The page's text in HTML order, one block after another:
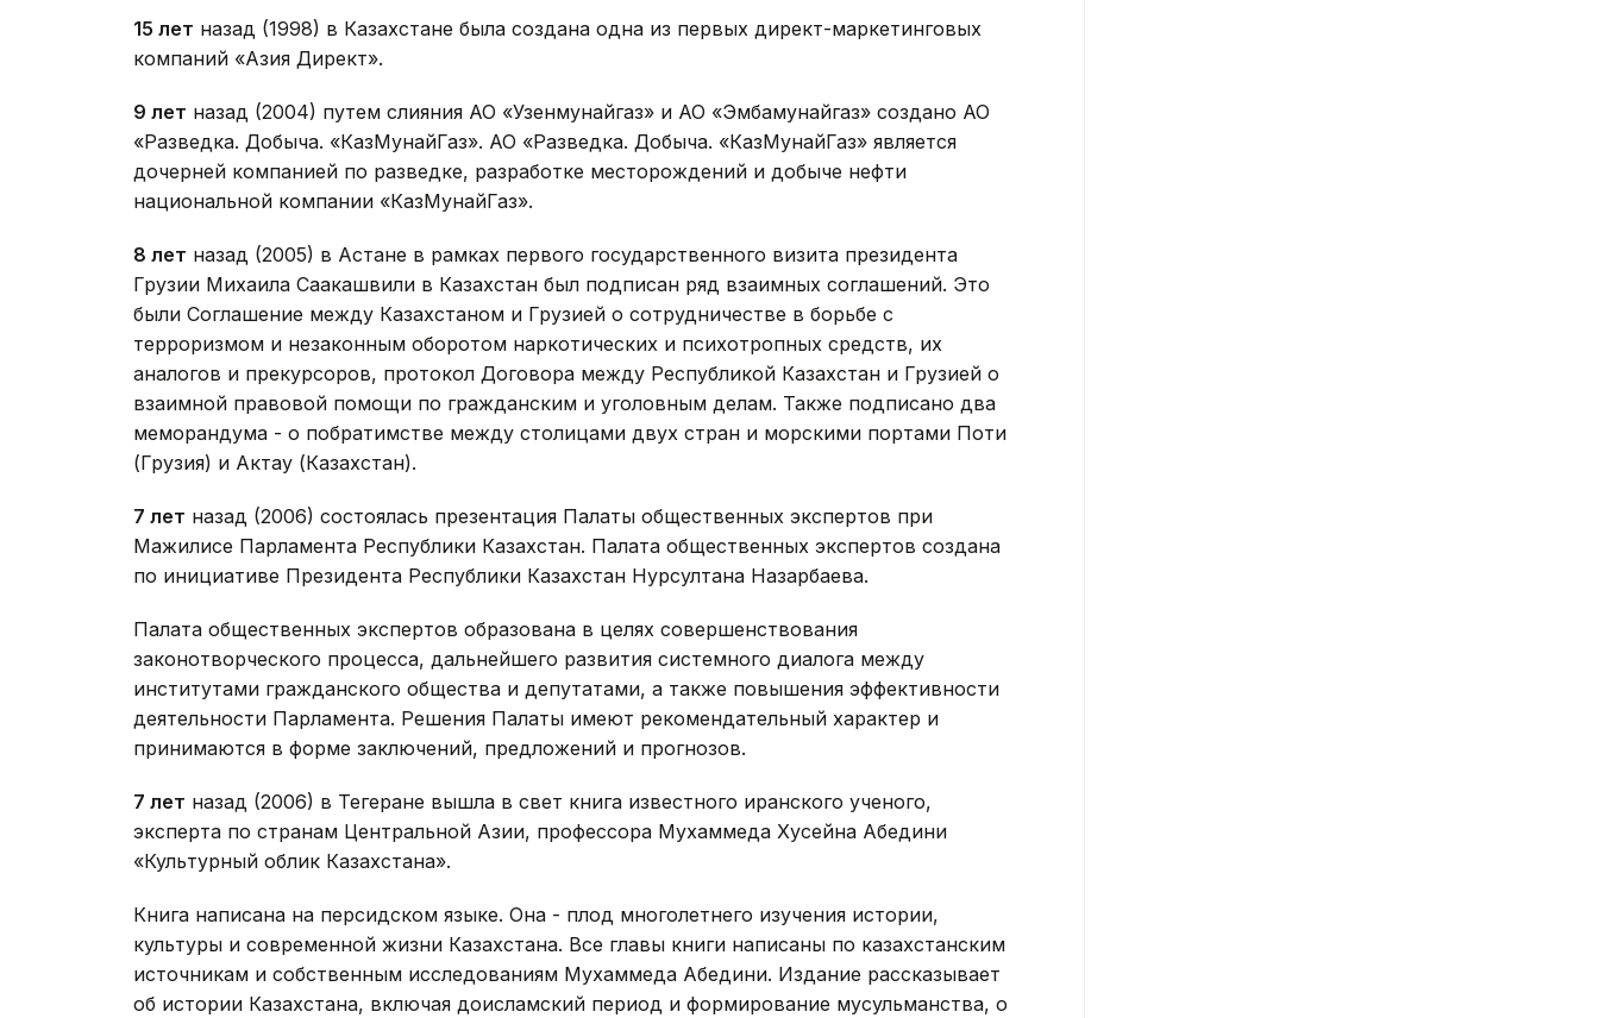
15 лет назад (1998) в Казахстане была создана одна из первых директ-маркетинговых
компаний «Азия Директ».
9 лет назад (2004) путем слияния АО «Узенмунайгаз» и АО «Эмбамунайгаз» создано АО
«Разведка. Добыча. «КазМунайГаз». АО «Разведка. Добыча. «КазМунайГаз» является
дочерней компанией по разведке, разработке месторождений и добыче нефти
национальной компании «КазМунайГаз».
8 лет назад (2005) в Астане в рамках первого государственного визита президента
Грузии Михаила Саакашвили в Казахстан был подписан ряд взаимных соглашений. Это
были Соглашение между Казахстаном и Грузией о сотрудничестве в борьбе с
терроризмом и незаконным оборотом наркотических и психотропных средств, их
аналогов и прекурсоров, протокол Договора между Республикой Казахстан и Грузией о
взаимной правовой помощи по гражданским и уголовным делам. Также подписано два
меморандума - о побратимстве между столицами двух стран и морскими портами Поти
(Грузия) и Актау (Казахстан).
7 лет назад (2006) состоялась презентация Палаты общественных экспертов при
Мажилисе Парламента Республики Казахстан. Палата общественных экспертов создана
по инициативе Президента Республики Казахстан Нурсултана Назарбаева.
Палата общественных экспертов образована в целях совершенствования
законотворческого процесса, дальнейшего развития системного диалога между
институтами гражданского общества и депутатами, а также повышения эффективности
деятельности Парламента. Решения Палаты имеют рекомендательный характер и
принимаются в форме заключений, предложений и прогнозов.
7 лет назад (2006) в Тегеране вышла в свет книга известного иранского ученого,
эксперта по странам Центральной Азии, профессора Мухаммеда Хусейна Абедини
«Культурный облик Казахстана».
Книга написана на персидском языке. Она - плод многолетнего изучения истории,
культуры и современной жизни Казахстана. Все главы книги написаны по казахстанским
источникам и собственным исследованиям Мухаммеда Абедини. Издание рассказывает
об истории Казахстана, включая доисламский период и формирование мусульманства, о